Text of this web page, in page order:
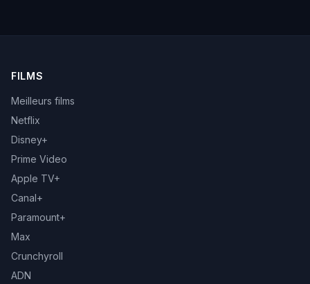
FILMS
Meilleurs films
Netflix
Disney+
Prime Video
Apple TV+
Canal+
Paramount+
Max
Crunchyroll
ADN